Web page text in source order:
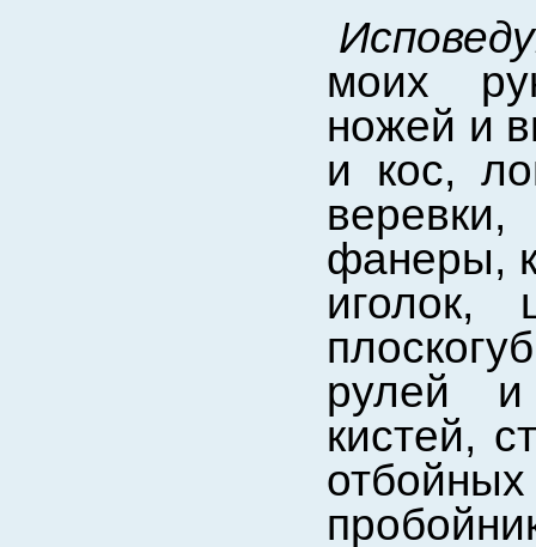
моих
ножей и
и кос,
фанеры,
рулей и
кистей,